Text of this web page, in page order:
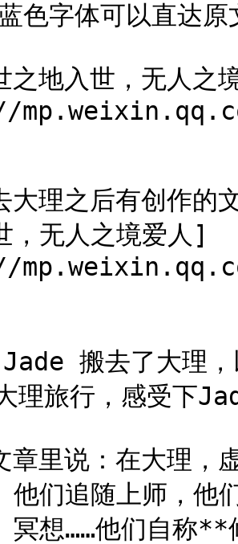
色字体可以直达
地入世，无人之
理之后有创作的
，无人之境爱人]
搬去了大理
理旅行，感受下
里说：在大理，
他们追随上师，他
冥想……他们自称